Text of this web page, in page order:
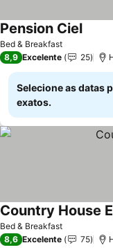
Bed & Breakfast
Pension CielVer
8,9 Excelente 25
Selecione as datas
exatos.
Bed & Breakfast
Country House
8,6 Excelente 75